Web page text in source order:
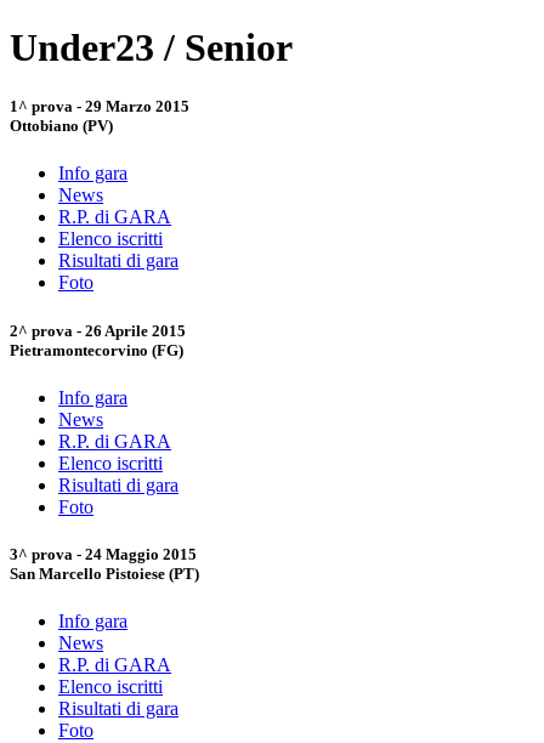
Under23 / Senior
1^ prova - 29 Marzo 2015
Ottobiano (PV)
Info gara
News
R.P. di GARA
Elenco iscritti
Risultati di gara
Foto
2^ prova - 26 Aprile 2015
Pietramontecorvino (FG)
Info gara
News
R.P. di GARA
Elenco iscritti
Risultati di gara
Foto
3^ prova - 24 Maggio 2015
San Marcello Pistoiese (PT)
Info gara
News
R.P. di GARA
Elenco iscritti
Risultati di gara
Foto